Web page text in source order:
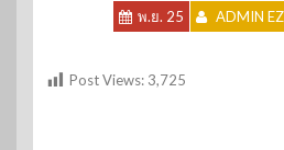
พ.ย. 25 ADMIN
Post Views: 3,725